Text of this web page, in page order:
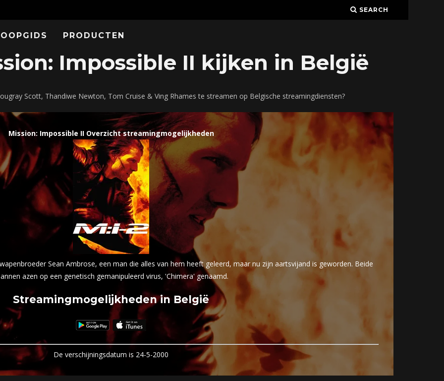
SEARCH
PRODUCTEN
Impossible II kijken in België
Scott, Thandiwe Newton, Tom Cruise & Ving Rhames te streamen op Belgische streamingdiensten?
Mission: Impossible II Overzicht streamingmogelijkheden
Sean Ambrose, een man die alles van hem heeft geleerd, maar nu zijn aartsvijand is geworden. Beide
azen op een genetisch gemanipuleerd virus, 'Chimera' genaamd.
Streamingmogelijkheden in België
De verschijningsdatum is 24-5-2000